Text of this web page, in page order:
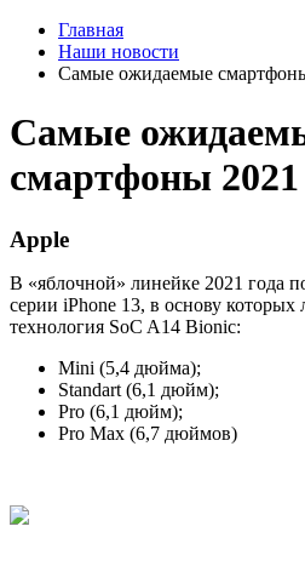
Главная
Наши новости
Самые ожидаемые
Самые
смартфоны 2021
Apple
В «яблочной» линейке 2021 года
серии iPhone 13, в основу
технология SoC A14 Bionic:
Mini (5,4 дюйма);
Standart (6,1 дюйм);
Pro (6,1 дюйм);
Pro Max (6,7 дюймов)